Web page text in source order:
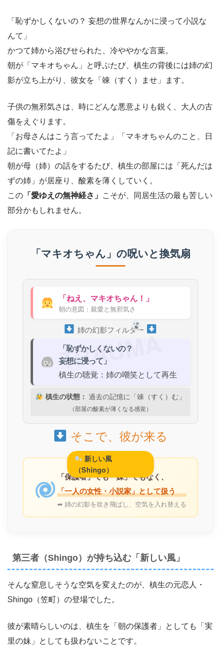
「恥ずかしくないの？ 妄想の世界なんかに浸って小説な
んて」
かつて姉から浴びせられた、冷ややかな言葉。
朝が「マキオちゃん」と呼ぶたび、槙生の背後には姉の幻
影が立ち上がり、彼女を「竦（すく）ませ」ます。
子供の無邪気さは、時にどんな悪意よりも鋭く、大人の古
傷をえぐります。
「お母さんはこう言ってたよ」「マキオちゃんのこと、日
記に書いてたよ」
朝が母（姉）の話をするたび、槙生の部屋には「死んだは
ずの姉」が居座り、酸素を薄くしていく。
この 「愛ゆえの無神経さ」 こそが、同居生活の最も苦しい
部分かもしれません。
「マキオちゃん」の呪いと換気扇
TRAUMA
「ねえ、マキオちゃん！」
朝の意図：親愛と無邪気さ
姉の幻影フィルター
「恥ずかしくないの？
妄想に浸って」
槙生の聴覚：姉の嘲笑として再生
槙生の状態： 過去の記憶に「竦（すく）む」
（部屋の酸素が薄くなる感覚）
そこで、彼が来る
新しい風
（Shingo）
「保護者」でも「妹」でもなく、
「一人の女性・小説家」として扱う
➡ 姉の幻影を吹き飛ばし、空気を入れ替える
第三者（Shingo）が持ち込む「新しい風」
そんな窒息しそうな空気を変えたのが、槙生の元恋人・
Shingo（笠町）の登場でした。
彼が素晴らしいのは、槙生を「朝の保護者」としても「実
里の妹」としても扱わないことです。